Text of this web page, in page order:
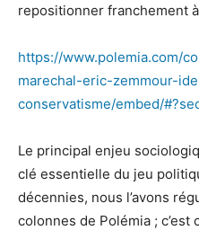
repositionner franchement
https://www.polemia.com/
marechal-eric-zemmour-
conservatisme/embed/
Le principal enjeu
clé essentielle du jeu
décennies, nous l’avons
colonnes de Polémia ;